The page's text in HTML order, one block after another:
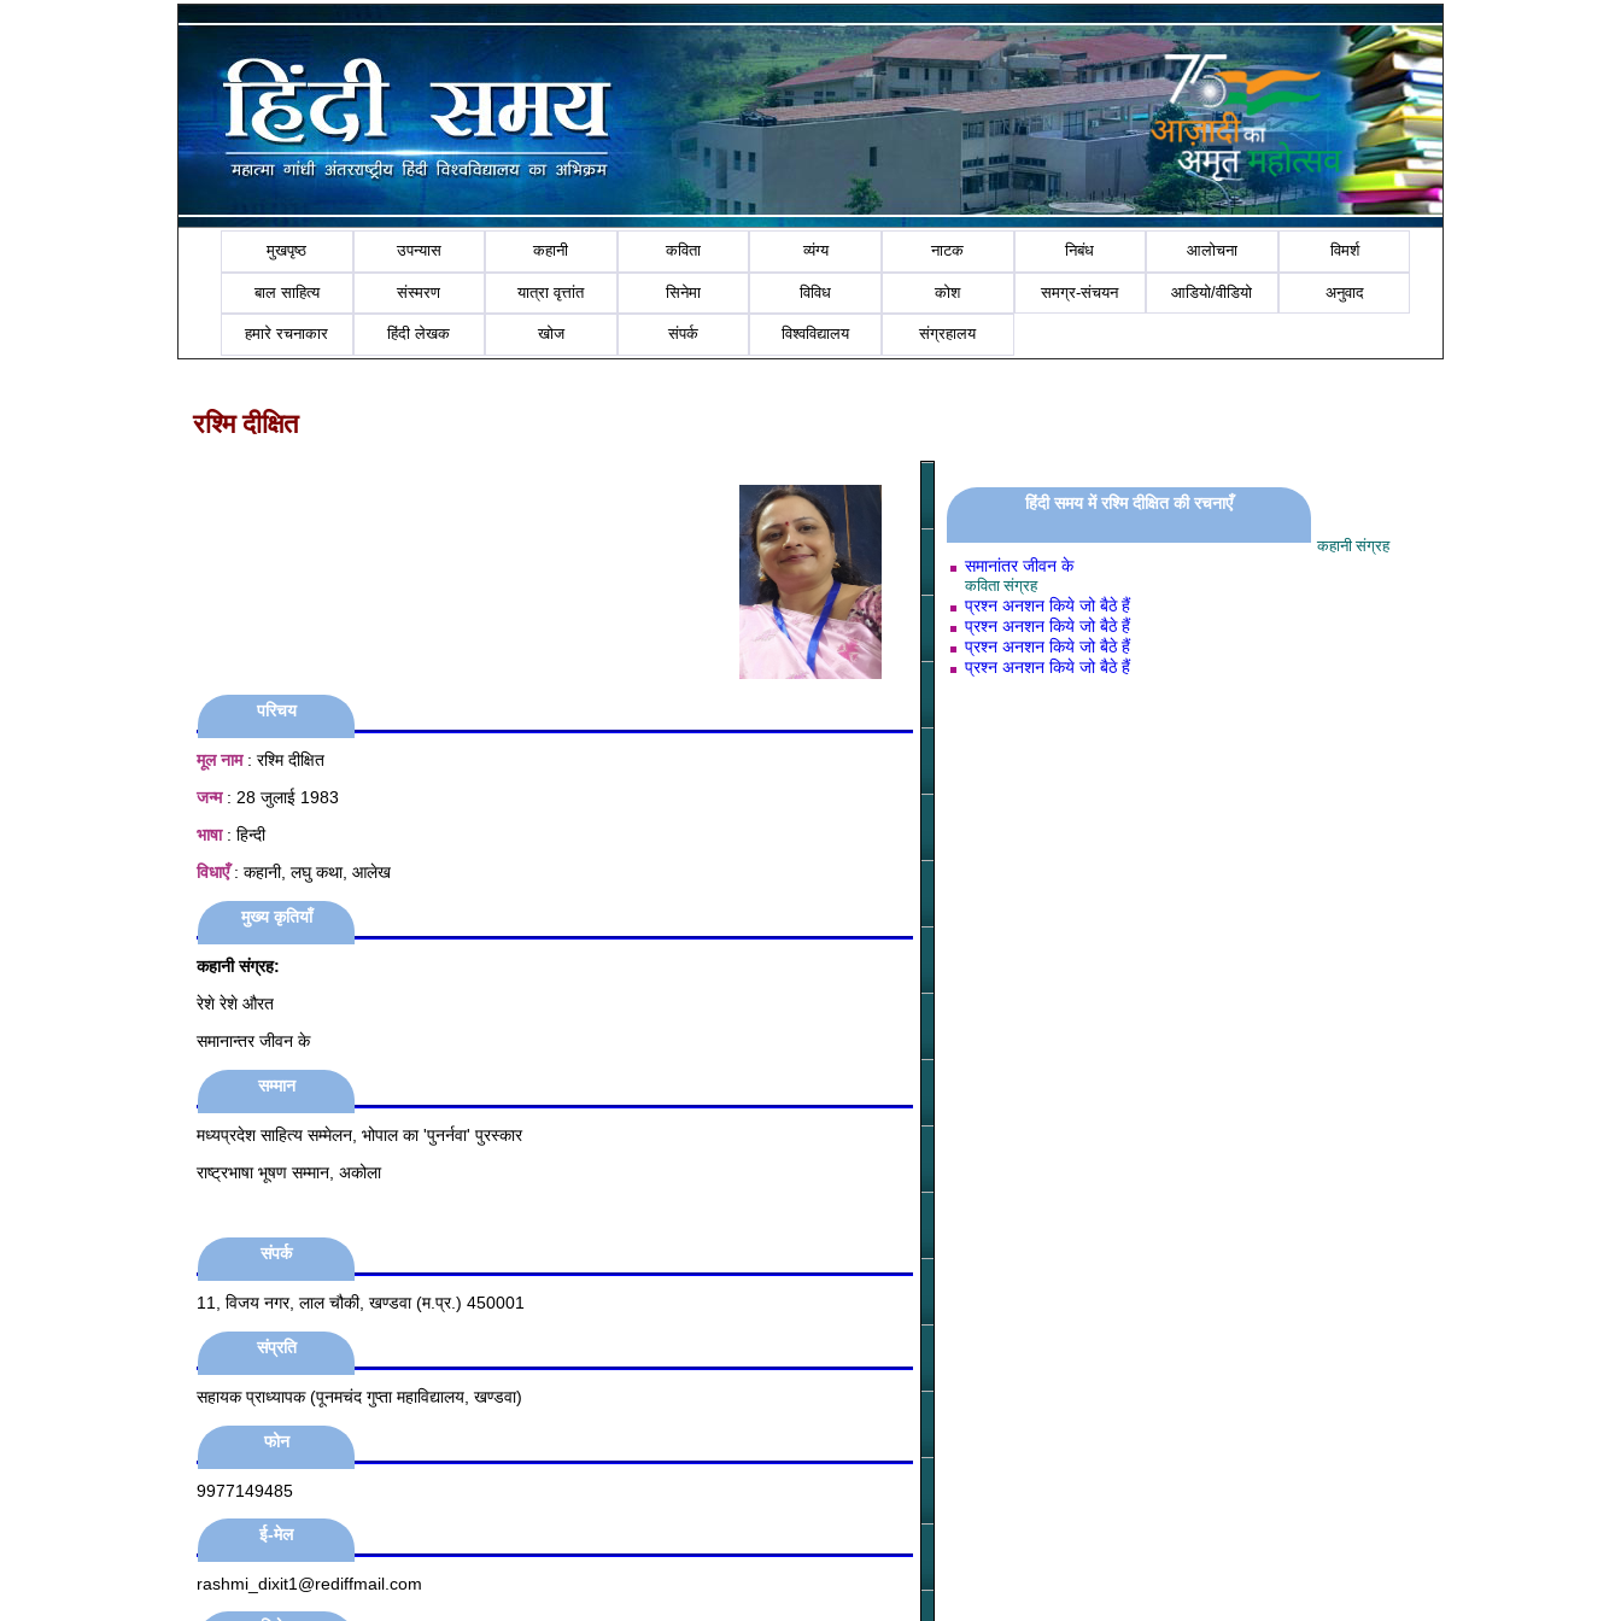
मुखपृष्ठ उपन्यास कहानी कविता व्यंग्य नाटक निबंध आलोचना विमर्श
बाल साहित्य संस्मरण यात्रा वृत्तांत सिनेमा विविध कोश समग्र-संचयन आडियो/वीडियो अनुवाद
हमारे रचनाकार हिंदी लेखक खोज संपर्क विश्वविद्यालय संग्रहालय
रश्मि दीक्षित
परिचय
मूल नाम: रश्मि दीक्षित
जन्म: 28 जुलाई 1983
भाषा: हिन्दी
विधाएँ: कहानी, लघु कथा, आलेख
मुख्य कृतियाँ
कहानी संग्रह:
रेशे रेशे औरत
समानान्तर जीवन के
सम्मान
मध्यप्रदेश साहित्य सम्मेलन, भोपाल का 'पुनर्नवा' पुरस्कार
राष्ट्रभाषा भूषण सम्मान, अकोला
संपर्क
11, विजय नगर, लाल चौकी, खण्डवा (म.प्र.) 450001
संप्रति
सहायक प्राध्यापक (पूनमचंद गुप्ता महाविद्यालय, खण्डवा)
फोन
9977149485
ई-मेल
rashmi_dixit1@rediffmail.com
हिंदी समय में रश्मि दीक्षित की रचनाएँ
कहानी संग्रह
समानांतर जीवन के
कविता संग्रह
प्रश्न अनशन किये जो बैठे हैं
प्रश्न अनशन किये जो बैठे हैं
प्रश्न अनशन किये जो बैठे हैं
प्रश्न अनशन किये जो बैठे हैं